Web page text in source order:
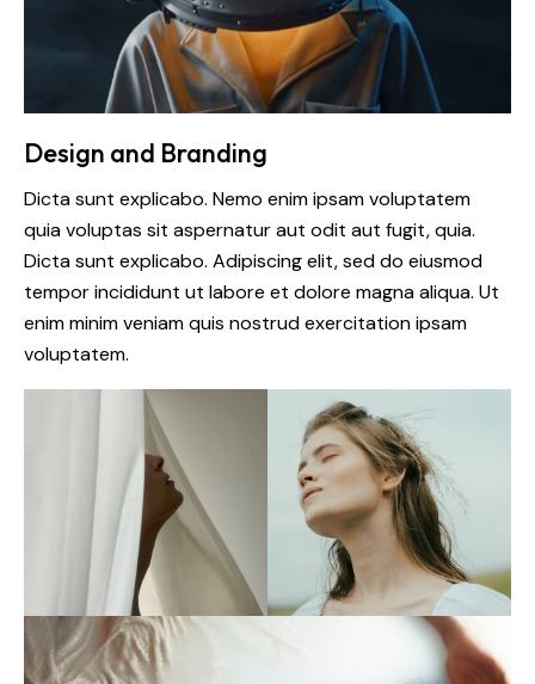
Design and Branding
Dicta sunt explicabo. Nemo enim ipsam voluptatem
quia voluptas sit aspernatur aut odit aut fugit, quia.
Dicta sunt explicabo. Adipiscing elit, sed do eiusmod
tempor incididunt ut labore et dolore magna aliqua. Ut
enim minim veniam quis nostrud exercitation ipsam
voluptatem.